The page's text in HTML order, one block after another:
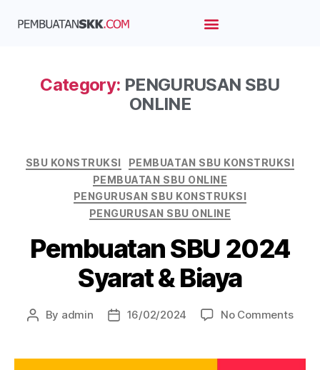
Category: PENGURUSAN SBU
ONLINE
SBU KONSTRUKSI
PEMBUATAN SBU KONSTRUKSI
PEMBUATAN SBU ONLINE
PENGURUSAN SBU KONSTRUKSI
PENGURUSAN SBU ONLINE
Pembuatan SBU 2024
Syarat & Biaya
By admin 16/02/2024 No Comments